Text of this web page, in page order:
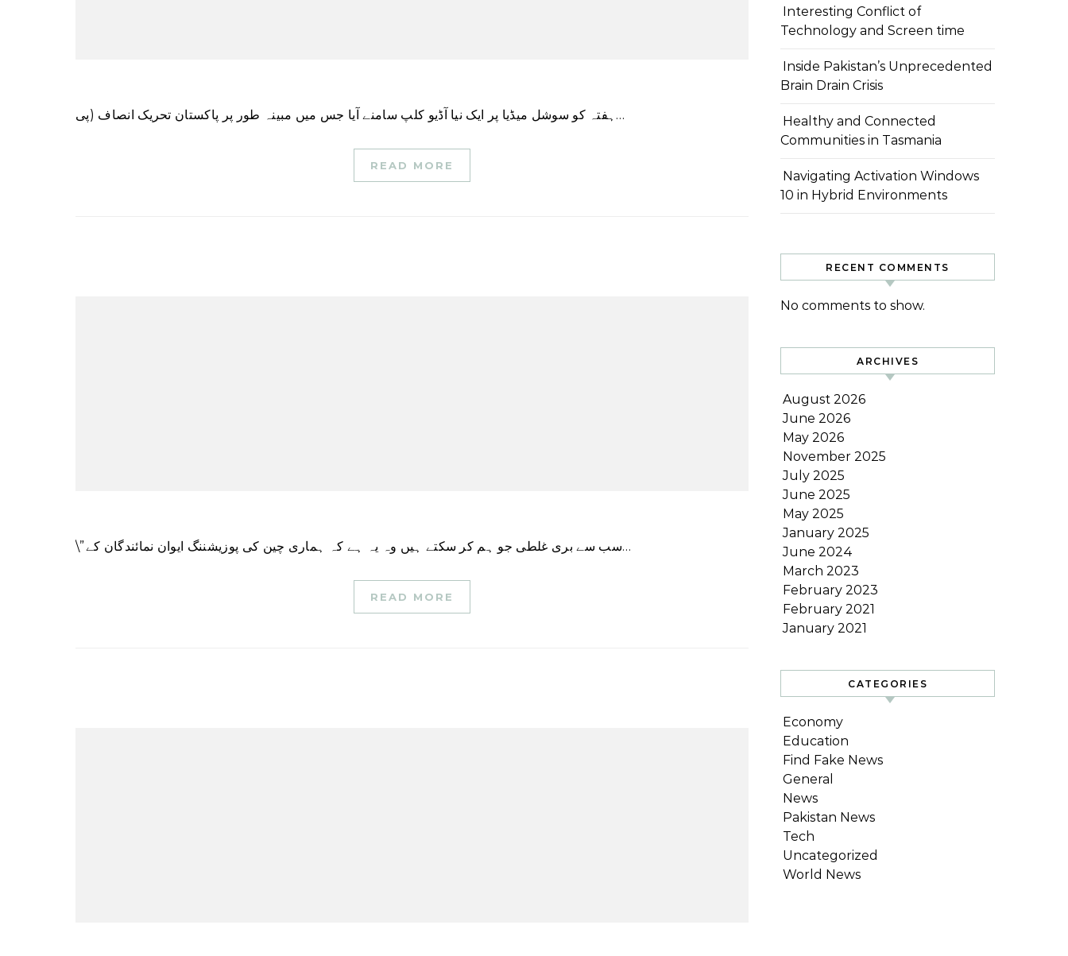
ہفتہ کو سوشل میڈیا پر ایک نیا آڈیو کلپ سامنے آیا جس میں مبینہ طور پر پاکستان تحریک انصاف (پی…
READ MORE
\”سب سے بری غلطی جو ہم کر سکتے ہیں وہ یہ ہے کہ ہماری چین کی پوزیشننگ ایوان نمائندگان کے…
READ MORE
Interesting Conflict of
Technology and Screen time
Inside Pakistan’s Unprecedented
Brain Drain Crisis
Healthy and Connected
Communities in Tasmania
Navigating Activation Windows
10 in Hybrid Environments
RECENT COMMENTS
No comments to show.
ARCHIVES
August 2026
June 2026
May 2026
November 2025
July 2025
June 2025
May 2025
January 2025
June 2024
March 2023
February 2023
February 2021
January 2021
CATEGORIES
Economy
Education
Find Fake News
General
News
Pakistan News
Tech
Uncategorized
World News